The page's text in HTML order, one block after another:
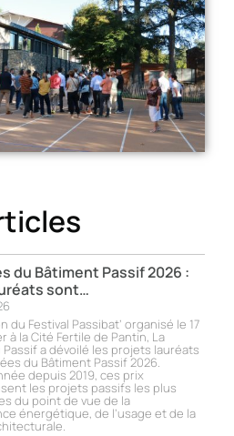
du Bâtiment Passif 2026 :
sont…
du Festival Passibat’ organisé le 17
à la Cité Fertile de Pantin, La
Passif a dévoilé les projets lauréats
du Bâtiment Passif 2026.
depuis 2019, ces prix
les projets passifs les plus
du point de vue de la
énergétique, de l’usage et de la